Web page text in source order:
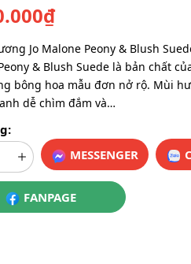
Jo Malone Peony & Blush
& Blush Suede là bản chất
bông hoa mẫu đơn nở rộ. Mùi
dễ chìm đắm và…
MESSENGER
FANPAGE